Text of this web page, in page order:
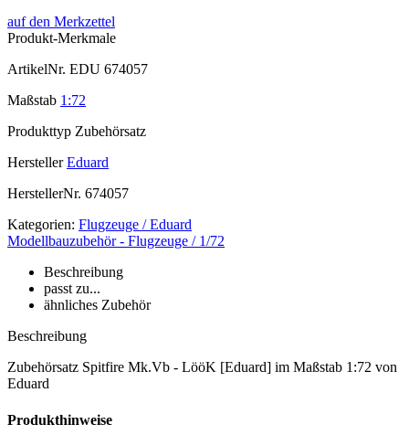
auf den Merkzettel
Produkt-Merkmale
ArtikelNr. EDU 674057
Maßstab 1:72
Produkttyp Zubehörsatz
Hersteller Eduard
HerstellerNr. 674057
Kategorien: Flugzeuge / Eduard
Modellbauzubehör - Flugzeuge / 1/72
Beschreibung
passt zu...
ähnliches Zubehör
Beschreibung
Zubehörsatz Spitfire Mk.Vb - LööK [Eduard] im Maßstab 1:72 von
Eduard
Produkthinweise